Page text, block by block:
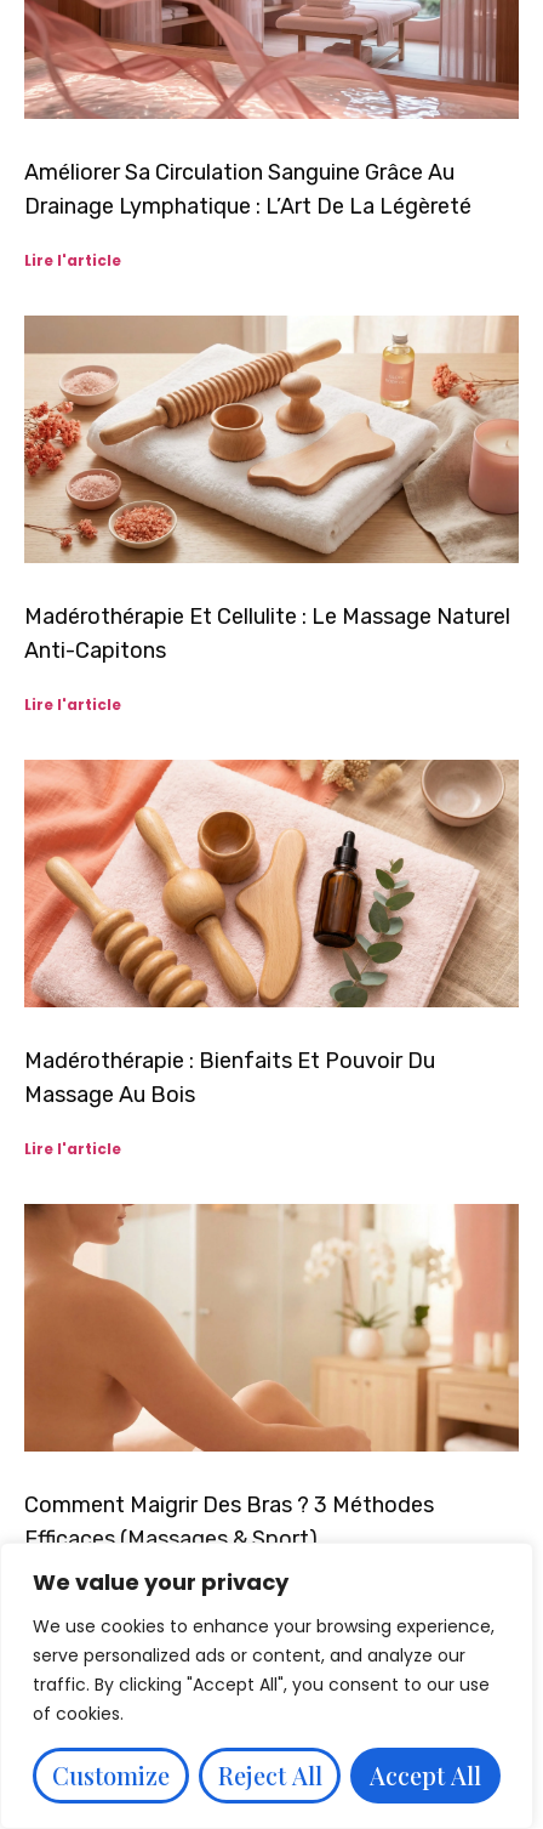
We value your privacy
We use cookies to enhance your browsing experience,
serve personalized ads or content, and analyze our
traffic. By clicking "Accept All", you consent to our use
of cookies.
Customize Reject All Accept All
Améliorer Sa Circulation Sanguine Grâce Au
Drainage Lymphatique : L’Art De La Légèreté
Lire l'article
Madérothérapie Et Cellulite : Le Massage Naturel
Anti-Capitons
Lire l'article
Madérothérapie : Bienfaits Et Pouvoir Du
Massage Au Bois
Lire l'article
Comment Maigrir Des Bras ? 3 Méthodes
Efficaces (Massages & Sport)
Lire l'article
Restez informée